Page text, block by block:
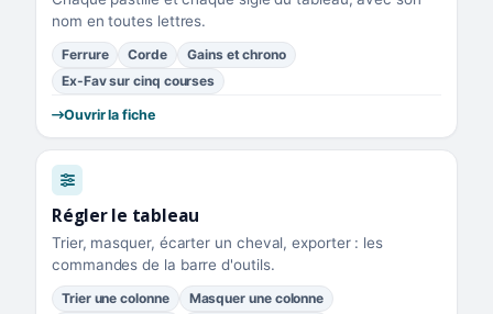
nom en toutes lettres.
Ferrure Corde
Gains et chrono
Ex-Fav sur cinq courses
Ouvrir la fiche
Régler le tableau
Trier, masquer, écarter un cheval, exporter : les
commandes de la barre d'outils.
Trier une colonne
Masquer une colonne